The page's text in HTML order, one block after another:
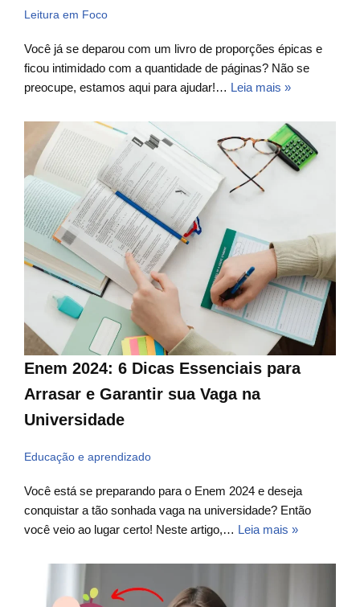
Leitura em Foco
Você já se deparou com um livro de proporções épicas e
ficou intimidado com a quantidade de páginas? Não se
preocupe, estamos aqui para ajudar!… Leia mais »
Enem 2024: 6 Dicas Essenciais para
Arrasar e Garantir sua Vaga na
Universidade
Educação e aprendizado
Você está se preparando para o Enem 2024 e deseja
conquistar a tão sonhada vaga na universidade? Então
você veio ao lugar certo! Neste artigo,… Leia mais »